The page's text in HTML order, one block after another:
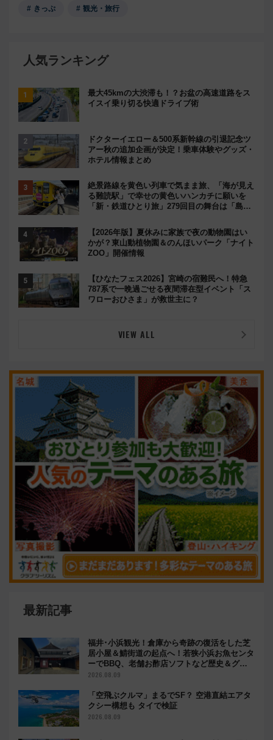
きっぷ 観光・旅行
人気ランキング
最大45kmの大渋滞も！？お盆の高速道路をス
イスイ乗り切る快適ドライブ術
ドクターイエロー＆500系新幹線の引退記念ツ
アー秋の追加企画が決定！乗車体験やグッズ・
ホテル情報まとめ
絶景路線を黄色い列車で気まま旅、「海が見え
る難読駅」で幸せの黄色いハンカチに願いを
「新・鉄道ひとり旅」279回目の舞台は「島原
【2026年版】夏休みに家族で夜の動物園はい
かが？東山動植物園＆のんほいパーク「ナイト
ZOO」開催情報
【ひなたフェス2026】宮崎の宿難民へ！特急
787系で一晩過ごせる夜間滞在型イベント「ス
ワローおひさま」が救世主に？
VIEW ALL
最新記事
福井･小浜観光！倉庫から奇跡の復活をした芝
居小屋＆鯖街道の起点へ！若狭小浜お魚センタ
ーでBBQ、老舗お酢店ソフトなど歴史＆グル
メ散歩
2026.08.09
「空飛ぶクルマ」まるでSF？ 空港直結エアタ
クシー構想も タイで検証
2026.08.09